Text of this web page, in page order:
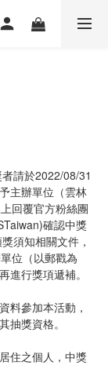
請於2022/08/31
主辦單位（雲林
回覆官方粉絲團
確認中獎
須知相關文件，
位（以郵戳為
進行獎項遞補。
料參加本活動，
抽獎資格。
住之個人，中獎